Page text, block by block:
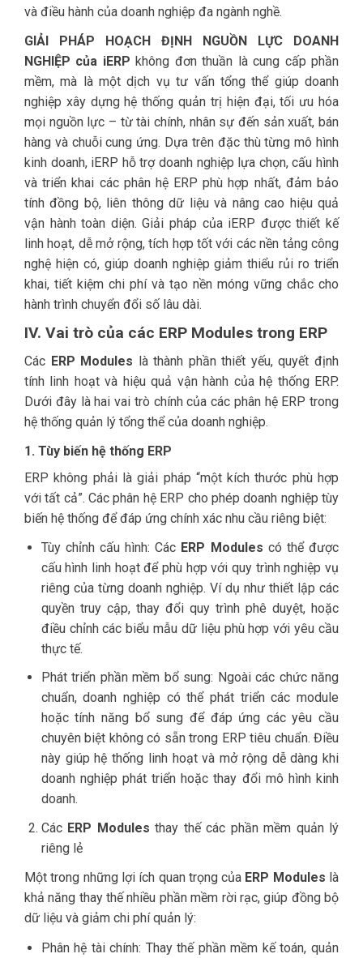
và điều hành của doanh nghiệp đa ngành nghề.
GIẢI PHÁP HOẠCH ĐỊNH NGUỒN LỰC DOANH
NGHIỆP của iERP không đơn thuần là cung cấp phần
mềm, mà là một dịch vụ tư vấn tổng thể giúp doanh
nghiệp xây dựng hệ thống quản trị hiện đại, tối ưu hóa
mọi nguồn lực – từ tài chính, nhân sự đến sản xuất, bán
hàng và chuỗi cung ứng. Dựa trên đặc thù từng mô hình
kinh doanh, iERP hỗ trợ doanh nghiệp lựa chọn, cấu hình
và triển khai các phân hệ ERP phù hợp nhất, đảm bảo
tính đồng bộ, liên thông dữ liệu và nâng cao hiệu quả
vận hành toàn diện. Giải pháp của iERP được thiết kế
linh hoạt, dễ mở rộng, tích hợp tốt với các nền tảng công
nghệ hiện có, giúp doanh nghiệp giảm thiểu rủi ro triển
khai, tiết kiệm chi phí và tạo nền móng vững chắc cho
hành trình chuyển đổi số lâu dài.
IV. Vai trò của các ERP Modules trong ERP
Các ERP Modules là thành phần thiết yếu, quyết định
tính linh hoạt và hiệu quả vận hành của hệ thống ERP.
Dưới đây là hai vai trò chính của các phân hệ ERP trong
hệ thống quản lý tổng thể của doanh nghiệp.
1. Tùy biến hệ thống ERP
ERP không phải là giải pháp “một kích thước phù hợp
với tất cả”. Các phân hệ ERP cho phép doanh nghiệp tùy
biến hệ thống để đáp ứng chính xác nhu cầu riêng biệt:
Tùy chỉnh cấu hình: Các ERP Modules có thể được
cấu hình linh hoạt để phù hợp với quy trình nghiệp vụ
riêng của từng doanh nghiệp. Ví dụ như thiết lập các
quyền truy cập, thay đổi quy trình phê duyệt, hoặc
điều chỉnh các biểu mẫu dữ liệu phù hợp với yêu cầu
thực tế.
Phát triển phần mềm bổ sung: Ngoài các chức năng
chuẩn, doanh nghiệp có thể phát triển các module
hoặc tính năng bổ sung để đáp ứng các yêu cầu
chuyên biệt không có sẵn trong ERP tiêu chuẩn. Điều
này giúp hệ thống linh hoạt và mở rộng dễ dàng khi
doanh nghiệp phát triển hoặc thay đổi mô hình kinh
doanh.
Các ERP Modules thay thế các phần mềm quản lý
riêng lẻ
Một trong những lợi ích quan trọng của ERP Modules là
khả năng thay thế nhiều phần mềm rời rạc, giúp đồng bộ
dữ liệu và giảm chi phí quản lý:
Phân hệ tài chính: Thay thế phần mềm kế toán, quản